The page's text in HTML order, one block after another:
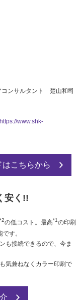
コンサルタント 楚山和司
https://www.shk-
こちらから
安く!!
*2の低コスト。最高*1の印刷
す。
も接続できるので、今ま
気兼ねなくカラー印刷で